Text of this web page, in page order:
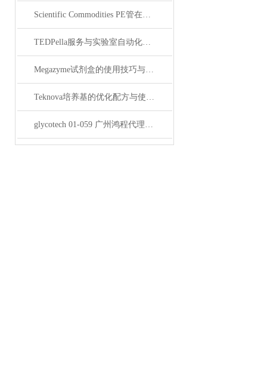
Scientific Commodities PE管在环保实验中的作用
TEDPella服务与实验室自动化设备的整合
Megazyme试剂盒的使用技巧与实验优化方法
Teknova培养基的优化配方与使用技巧
glycotech 01-059 广州鸿程代理：开启糖生物学研究新征程